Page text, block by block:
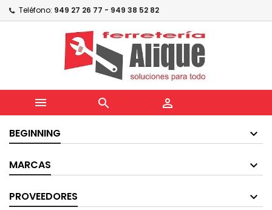
Teléfono: 949 27 26 77 - 949 38 52 82
  
BEGINNING
MARCAS
PROVEEDORES